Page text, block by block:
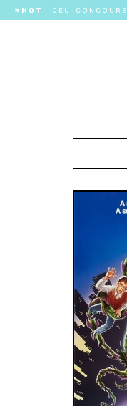
#HOT JEU-CONCOURS